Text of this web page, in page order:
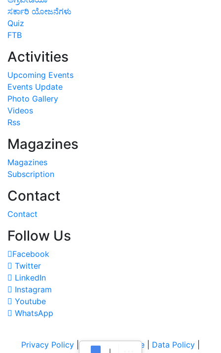
ಸರ್ಕಾರಿ ಯೋಜನೆಗಳು
Quiz
FTB
Activities
Upcoming Events
Events Update
Photo Gallery
Videos
Rss
Magazines
Magazines
Subscription
Contact
Contact
Follow Us
Facebook
Twitter
LinkedIn
Instagram
Youtube
WhatsApp
Privacy Policy |Terms of Service Data Policy